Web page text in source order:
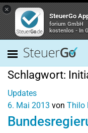
×
SteuerGo
forium GmbH
kostenlos - In
Schlagwort:
Updates
6. Mai 2013 von Thilo